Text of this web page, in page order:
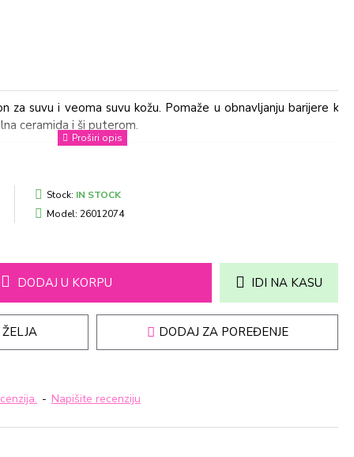
za suvu i veoma suvu kožu. Pomaže u obnavljanju barijere
ceramida i ši puterom.
- Napišite recenziju
Stock: IN STOCK
Model: 26012074
DODAJ U KORPU IDI NA KASU
DODAJ ZA POREĐENJE